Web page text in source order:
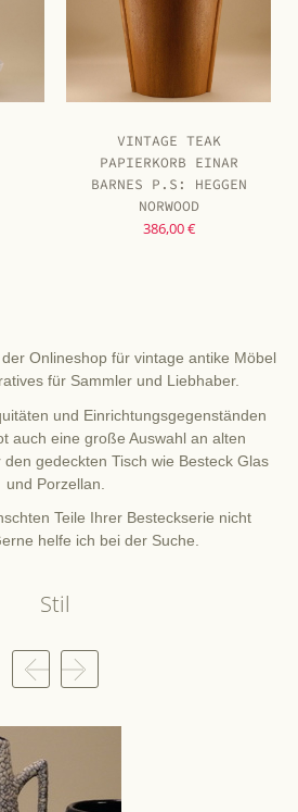
VINTAGE TEAK
PAPIERKORB EINAR
BARNES P.S: HEGGEN
NORWOOD
386,00 €
Onlineshop für vintage antike Möbel
für Sammler und Liebhaber.
und Einrichtungsgegenständen
auch eine große Auswahl an alten
gedeckten Tisch wie Besteck Glas
und Porzellan.
Teile Ihrer Besteckserie nicht
helfe ich bei der Suche.
Stil